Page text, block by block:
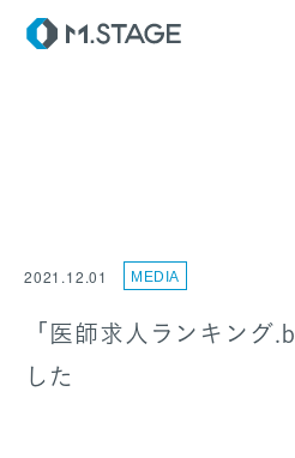
会社情報
SERVICE TOP
ウェルビーイング
医療人材
RECRUIT
2021.12.01 MEDIA
「医師求人ランキング
した